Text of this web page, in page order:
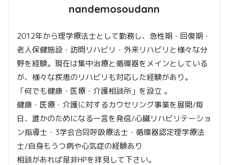
nandemosoudann
2012年から理学療法士として勤務し、急性期・回復期・
老人保健施設・訪問リハビリ・外来リハビリと様々な分
野を経験。現在は集中治療と循環器をメインとしている
が、様々な疾患のリハビリも対応した経験があり。
「何でも健康・医療・介護相談所」を設立 。
健康・医療・介護に対するカウセリング事業を展開/毎
日、誰かのためになる一言を発信/心臓リハビリテーショ
ン指導士・3学会合同呼吸療法士・循環器認定理学療法
士/自身もうつ病や心気症の経験あり
相談があれば是非HPを拝見して下さい。